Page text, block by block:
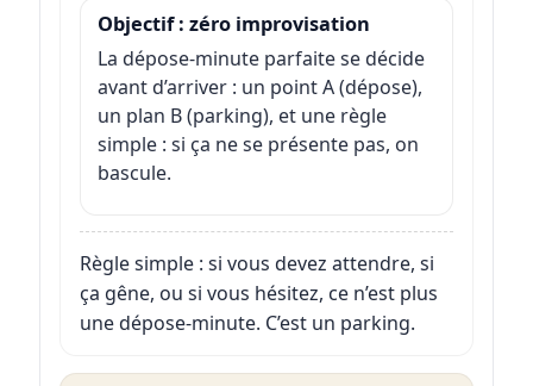
Objectif : zéro improvisation
La dépose-minute parfaite se décide
avant d’arriver : un point A (dépose),
un plan B (parking), et une règle
simple : si ça ne se présente pas, on
bascule.
Règle simple : si vous devez attendre, si
ça gêne, ou si vous hésitez, ce n’est plus
une dépose-minute. C’est un parking.